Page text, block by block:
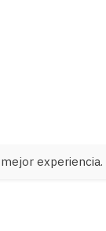
experiencia.